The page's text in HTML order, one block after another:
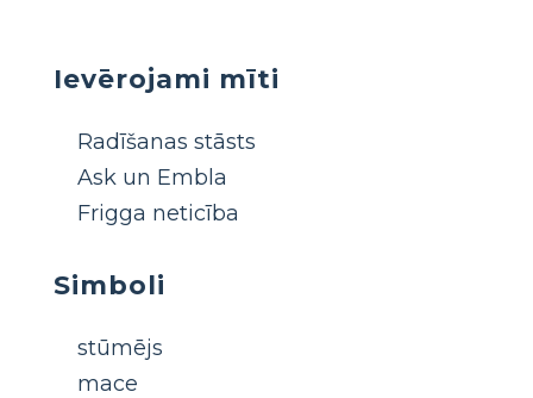
Ievērojami mīti
Radīšanas stāsts
Ask un Embla
Frigga neticība
Simboli
stūmējs
mace